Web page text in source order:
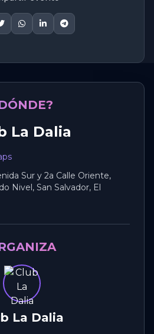
La Dalia
Sur y 2a Calle Oriente,
Nivel, San Salvador, El
La Dalia